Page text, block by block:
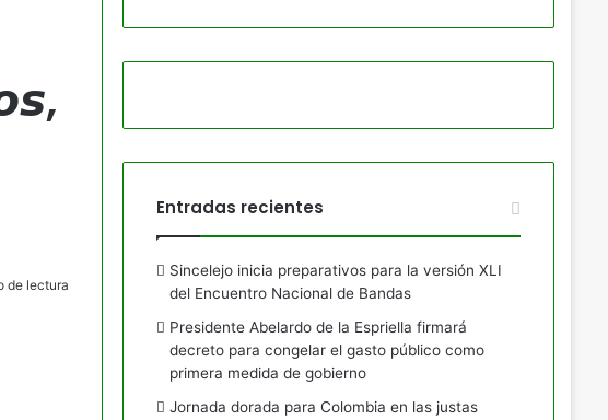
de lectura
Entradas recientes
Sincelejo inicia preparativos para la versión XLI
del Encuentro Nacional de Bandas
Presidente Abelardo de la Espriella firmará
decreto para congelar el gasto público como
primera medida de gobierno
Jornada dorada para Colombia en las justas